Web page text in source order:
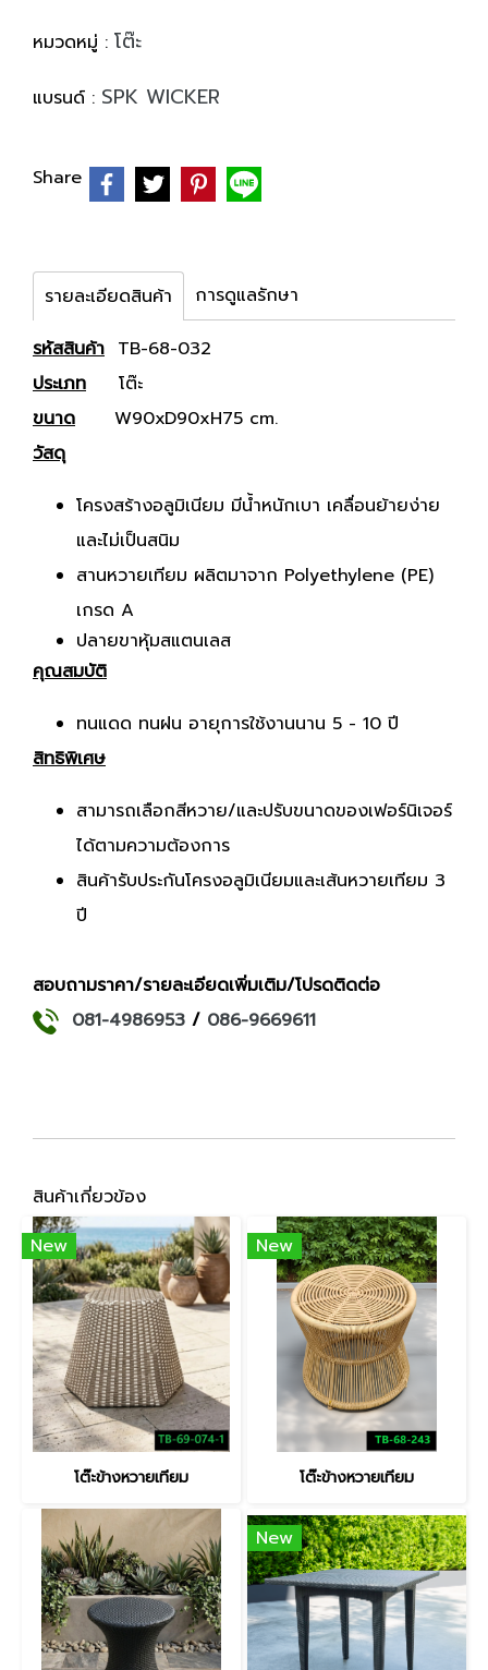
หมวดหมู่ : โต๊ะ
แบรนด์ : SPK WICKER
Share
รายละเอียดสินค้า การดูแลรักษา
รหัสสินค้า TB-68-032
ประเภท โต๊ะ
ขนาด W90xD90xH75 cm.
วัสดุ
โครงสร้างอลูมิเนียม มีน้ำหนักเบา เคลื่อนย้ายง่าย
และไม่เป็นสนิม
สานหวายเทียม ผลิตมาจาก Polyethylene (PE)
เกรด A
ปลายขาหุ้มสแตนเลส
คุณสมบัติ
ทนแดด ทนฝน อายุการใช้งานนาน 5 - 10 ปี
สิทธิพิเศษ
สามารถเลือกสีหวาย/และปรับขนาดของเฟอร์นิเจอร์
ได้ตามความต้องการ
สินค้ารับประกันโครงอลูมิเนียมและเส้นหวายเทียม 3
ปี
สอบถามราคา/รายละเอียดเพิ่มเติม/โปรดติดต่อ
081-4986953 / 086-9669611
สินค้าเกี่ยวข้อง
New
โต๊ะข้างหวายเทียม
New
โต๊ะข้างหวายเทียม
New